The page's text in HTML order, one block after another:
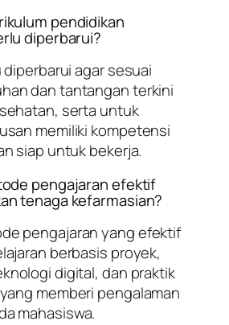
pendidikan
diperbarui?
diperbarui agar sesuai
dan tantangan terkini
serta untuk
memiliki kompetensi
siap untuk bekerja.
pengajaran efektif
tenaga kefarmasian?
pengajaran yang efektif
berbasis proyek,
digital, dan praktik
memberi pengalaman
mahasiswa.